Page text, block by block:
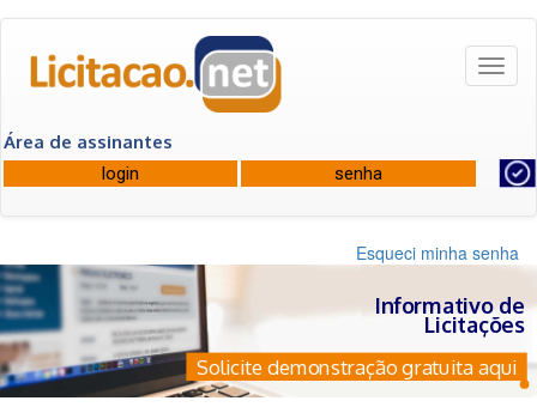
Área de assinantes
Esqueci minha senha
Informativo de
Licitações
Solicite demonstração gratuita aqui